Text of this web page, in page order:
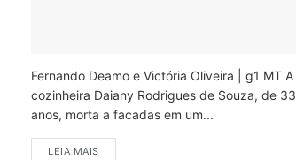
Fernando Deamo e Victória Oliveira | g1 MT A
cozinheira Daiany Rodrigues de Souza, de 33
anos, morta a facadas em um...
LEIA MAIS